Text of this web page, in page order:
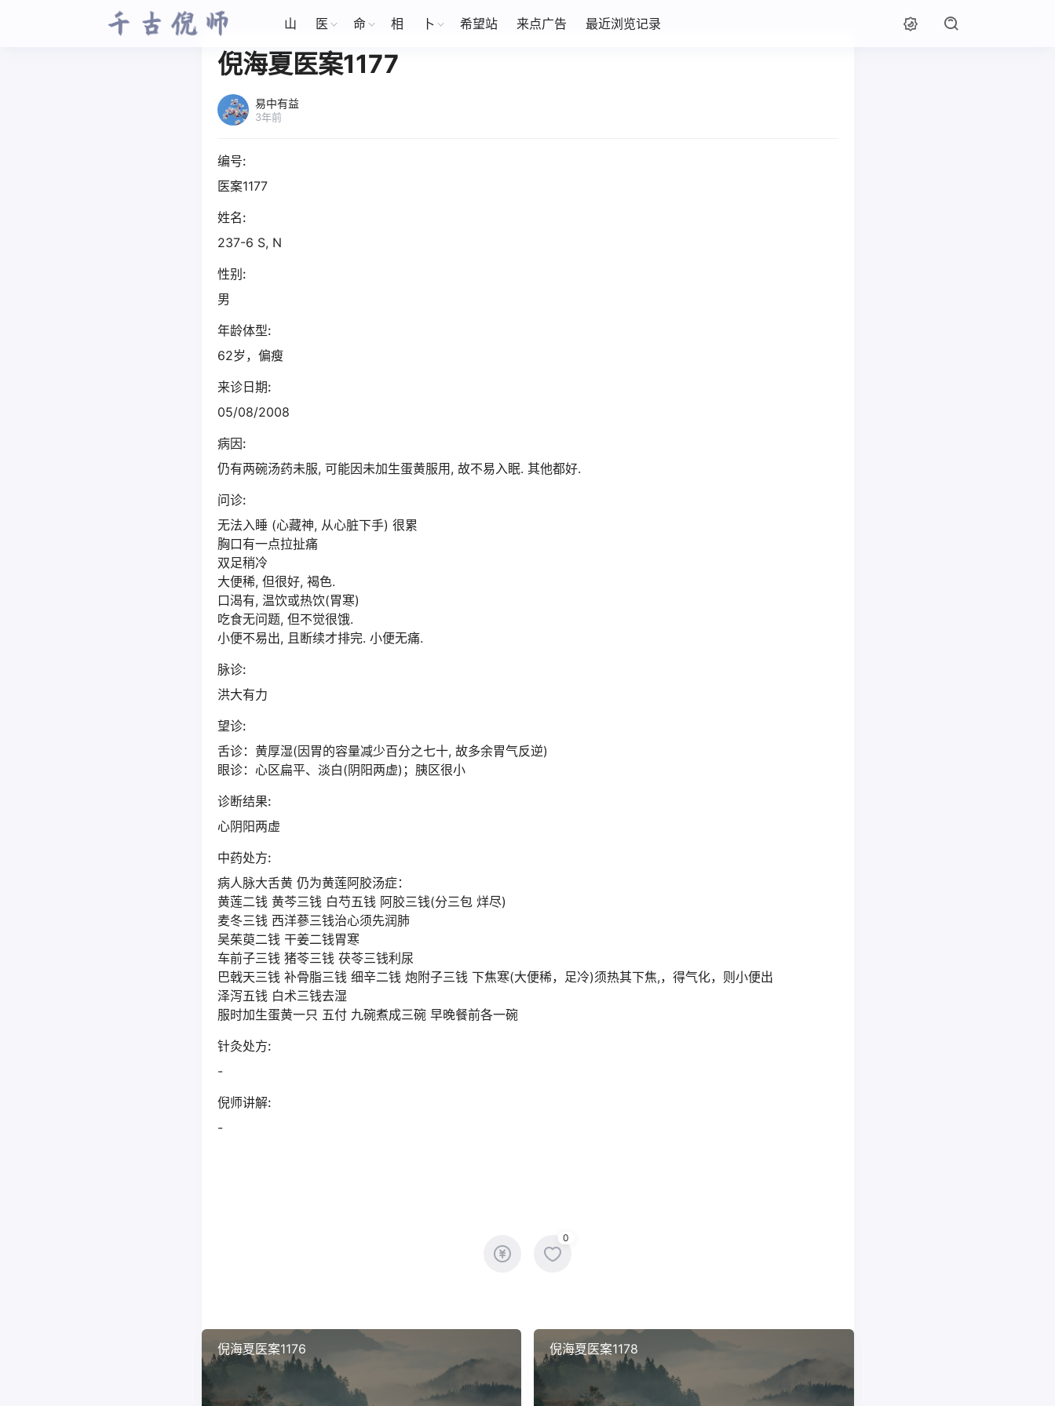
山 医 命 相 卜 希望站 来点广告 最近浏览记录
倪海夏医案1177
易中有益
3年前
编号:
医案1177
姓名:
237-6 S, N
性别:
男
年龄体型:
62岁，偏瘦
来诊日期:
05/08/2008
病因:
仍有两碗汤药未服, 可能因未加生蛋黄服用, 故不易入眠. 其他都好.
问诊:
无法入睡 (心藏神, 从心脏下手) 很累
胸口有一点拉扯痛
双足稍冷
大便稀, 但很好, 褐色.
口渴有, 温饮或热饮(胃寒)
吃食无问题, 但不觉很饿.
小便不易出, 且断续才排完. 小便无痛.
脉诊:
洪大有力
望诊:
舌诊：黄厚湿(因胃的容量减少百分之七十, 故多余胃气反逆)
眼诊：心区扁平、淡白(阴阳两虚)；胰区很小
诊断结果:
心阴阳两虚
中药处方:
病人脉大舌黄 仍为黄莲阿胶汤症：
黄莲二钱 黄芩三钱 白芍五钱 阿胶三钱(分三包 烊尽)
麦冬三钱 西洋蔘三钱治心须先润肺
吴茱萸二钱 干姜二钱胃寒
车前子三钱 猪苓三钱 茯苓三钱利尿
巴戟天三钱 补骨脂三钱 细辛二钱 炮附子三钱 下焦寒(大便稀，足冷)须热其下焦,，得气化，则小便出
泽泻五钱 白术三钱去湿
服时加生蛋黄一只 五付 九碗煮成三碗 早晚餐前各一碗
针灸处方:
-
倪师讲解:
-
0
倪海夏医案1176 倪海夏医案1178